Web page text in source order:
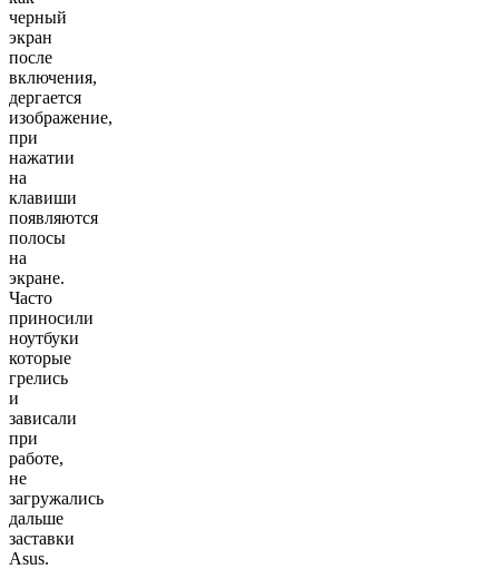
черный
экран
после
включения,
дергается
изображение,
при
нажатии
на
клавиши
появляются
полосы
на
экране.
Часто
приносили
ноутбуки
которые
грелись
и
зависали
при
работе,
не
загружались
дальше
заставки
Asus.